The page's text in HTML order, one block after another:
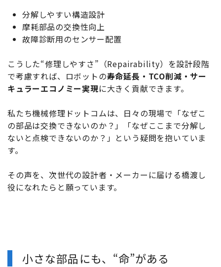
分解しやすい構造設計
摩耗部品の交換性向上
故障診断用のセンサー配置
こうした“修理しやすさ”（Repairability）を設計段階
で考慮すれば、ロボットの寿命延長・TCO削減・サー
キュラーエコノミー実現に大きく貢献できます。
私たち機械修理ドットコムは、日々の現場で「なぜこ
の部品は交換できないのか？」「なぜここまで分解し
ないと点検できないのか？」という疑問を抱いていま
す。
その声を、次世代の設計者・メーカーに届ける橋渡し
役になれたらと願っています。
小さな部品にも、“命”がある